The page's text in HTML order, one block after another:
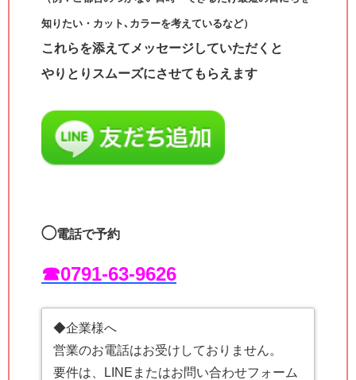
知りたい・カット､カラーを考えているなど）
これらを添えてメッセージしていただくと
やりとりスムーズにさせてもらえます
◯電話で予約
☎︎0791-63-9626
◆企業様へ
営業のお電話はお受けしておりません。
要件は、LINEまたはお問い合わせフォーム